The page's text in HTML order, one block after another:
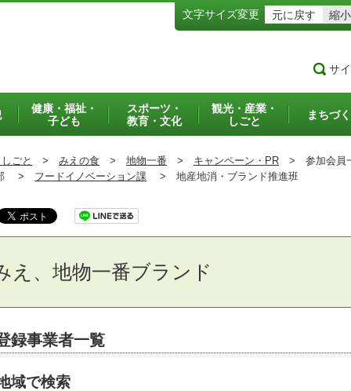
文字サイズ変更 元に戻す 縮小
サ
健康・福祉・
子ども
スポーツ・
教育・文化
観光・産業・
しごと
まちづ
ごと > みえの食 > 地物一番 > キャンペーン・PR > 参加会員
> フードイノベーション課 > 地産地消・ブランド推進班
え、地物一番ブランド
録事業者一覧
域で検索